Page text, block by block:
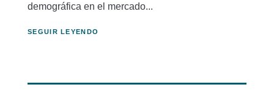
demográfica en el mercado...
SEGUIR LEYENDO